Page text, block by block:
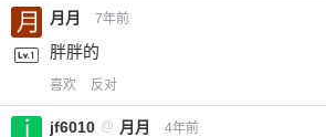
月月 7年前
胖胖的
喜欢 反对
jf6010 @ 月月 4年前